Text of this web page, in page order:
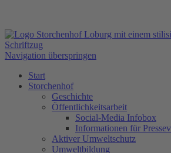
Navigation überspringen
Start
Storchenhof
Geschichte
Öffentlichkeitsarbeit
Social-Media Infobox
Informationen für
Aktiver Umweltschutz
Umweltbildung